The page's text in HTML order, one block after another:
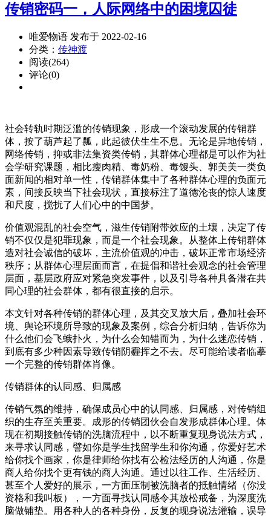
传销密码一，人际网络中的困境囚徒
唯爱物语 发布于 2022-02-16
分类： 传神渡
阅读(264)
评论(0)
社会转轨时期泛滥的传销现象，形成一个滚动发展的传销群
体，按了葫芦起了瓢，此起彼伏生生不息。无论是异地传销，
网络传销，抑或非法集资类传销，其群体心理都是可以作为社
会学研究课题，相比瘦肉精、毒奶粉、毒馒头、郭美美一类负
面新闻的相对单一性，传销群体集中了各种群体心理的负面元
素，间接反映当下社会现状，直接标注了道德沦丧的惊人速度
和尺度，搅扰了人们心中的中国梦。
价值观混乱的社会空气，滋生传销附带效应的土壤，决定了传
销不仅仅是犯罪现象，而是一个社会现象。从整体上传销群体
造对社会诚信的破坏，主流价值观的冲击，破坏正常市场经济
秩序；从群体心理层面而言，在提倡和谐社会观念的社会管理
层面，基层政府应对紧急突发事件，以及引导各种具备潜在共
同心理的社会群体，都有很直接的启示。
本文针对各种传销的群体心理，及其交叉放大后，叠加社会环
境、舆论环境所导致的现象及案例，综合分析归纳，告诉你为
什么他们会飞蛾扑火，为什么会知错而为，为什么迷恋传销，
到底有多少种因素导致传销阴霾挥之不去。尽可能给读者临摹
一个完整的传销群体肖像。
传销群体的认同感、归属感
传销气氛的维持，确保成员心中的认同感、归属感，对传销组
织的生存至关重要。成形的传销团伙会自发形成群体心理。体
现在初期接触传销的洗脑流程中，以不断重复现身说法方式，
来寻求认同感，譬如你是学生找留学生和你沟通，你爱好艺术
给你找个画家，你是律师给你找有公检法经历的人沟通，你是
商人给你找个更有钱的商人沟通。通过以往工作、生活经历、
甚至个人爱好的展示，一方面压制被洗脑者的抵触情绪（你没
资格和我叫板），一方面寻找认同感令其放松戒备，为深度洗
脑做铺垫。用各种人的各种身份，反复的现身说法灌输，误导